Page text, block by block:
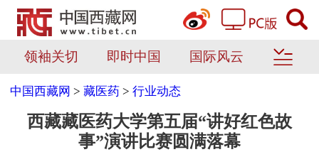
领袖关切 即时中国 国际风云
中国西藏网 >藏医药 >行业动态
西藏藏医药大学第五届“讲好红色故
事”演讲比赛圆满落幕